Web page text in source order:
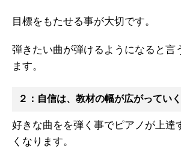
目標をもたせる事が大切です。
弾きたい曲が弾けるようになると言
ます。
２：自信は、教材の幅が広がっていく
好きな曲をを弾く事でピアノが上達
くなります。